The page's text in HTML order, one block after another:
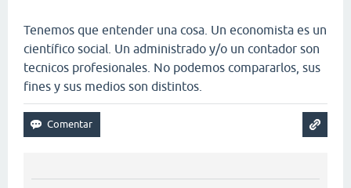
Tenemos que entender una cosa. Un economista es un
científico social. Un administrado y/o un contador son
tecnicos profesionales. No podemos compararlos, sus
fines y sus medios son distintos.